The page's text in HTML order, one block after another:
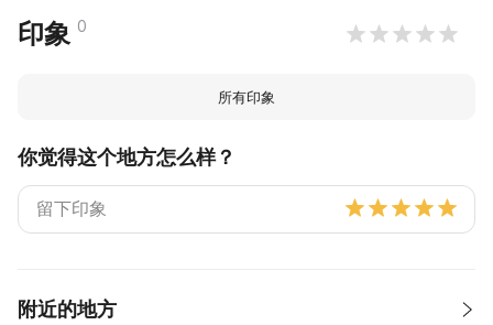
印象 0
所有印象
你觉得这个地方怎么样？
附近的地方